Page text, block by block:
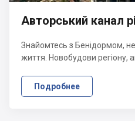
Авторський канал
Знайомтесь з Бенідормом,
життя. Новобудови регіону,
Подробнее